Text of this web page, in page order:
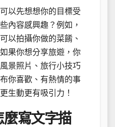
以先想想你的目標受
內容感興趣？例如，
以拍攝你做的菜餚、
果你想分享旅遊，你
景照片、旅行小技巧
你喜歡、有熱情的事
生動更有吸引力！
麼寫文字描